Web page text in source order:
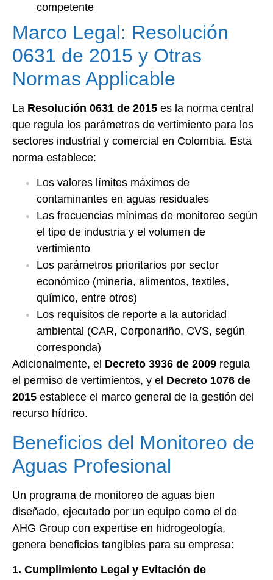
competente
Marco Legal: Resolución
0631 de 2015 y Otras
Normas Applicable
La Resolución 0631 de 2015 es la norma central
que regula los parámetros de vertimiento para los
sectores industrial y comercial en Colombia. Esta
norma establece:
Los valores límites máximos de
contaminantes en aguas residuales
Las frecuencias mínimas de monitoreo según
el tipo de industria y el volumen de
vertimiento
Los parámetros prioritarios por sector
económico (minería, alimentos, textiles,
químico, entre otros)
Los requisitos de reporte a la autoridad
ambiental (CAR, Corponariño, CVS, según
corresponda)
Adicionalmente, el Decreto 3936 de 2009 regula
el permiso de vertimientos, y el Decreto 1076 de
2015 establece el marco general de la gestión del
recurso hídrico.
Beneficios del Monitoreo de
Aguas Profesional
Un programa de monitoreo de aguas bien
diseñado, ejecutado por un equipo como el de
AHG Group con expertise en hidrogeología,
genera beneficios tangibles para su empresa:
1. Cumplimiento Legal y Evitación de